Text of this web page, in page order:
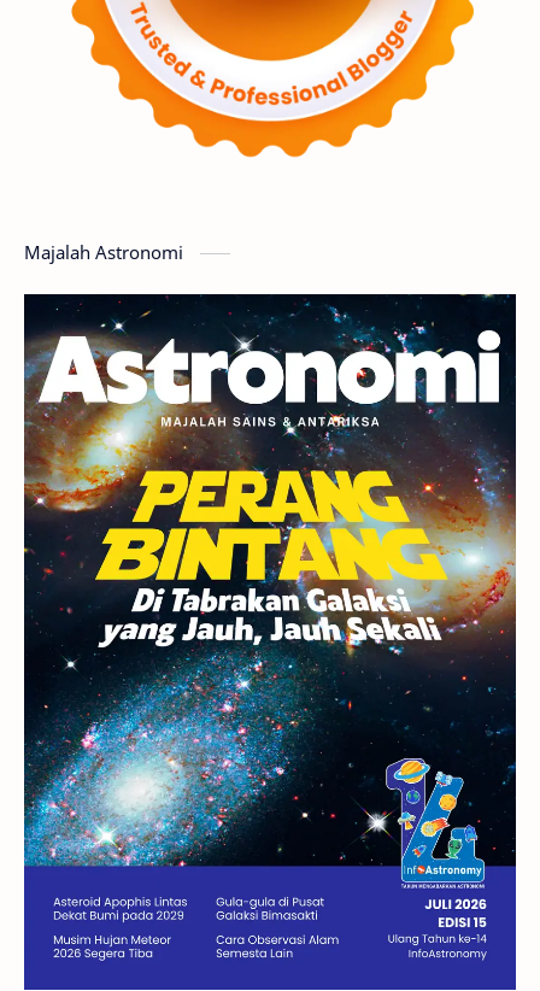
Supernova Nebula Sponsored
Featured Mars
GMT 2016
Planet Kerdil Bumi Pengetahuan
Berita Hujan Meteor Satelit Alami
Rasi Bintang Teleskop Saturnus
GBT 2018 UFO Advertorial
Astrofotografi
Stasiun Luar Angkasa Internasional
Gugus Bintang Menarik Dibaca
Venus Pluto Galaksi Kerdil
Gambar Harian Titan
Bintang Neutron Hubble Tips
Juno Bintang Biner
Majalah Astronomi